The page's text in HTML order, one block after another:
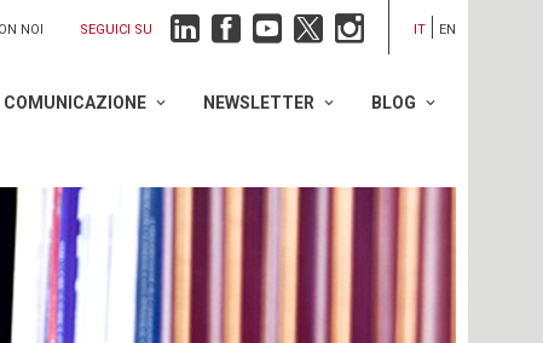
NOI SEGUICI SU IT EN
COMUNICAZIONE NEWSLETTER BLOG